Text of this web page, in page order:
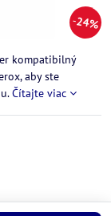
24%
kompatibilný
aby ste
Čítajte viac